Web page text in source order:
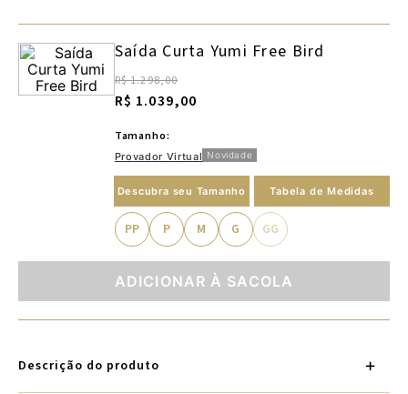
Saída Curta Yumi Free Bird
R$ 1.298,00
R$ 1.039,00
Tamanho:
Provador Virtual Novidade
Descubra seu Tamanho Tabela de Medidas
PP P M G GG
ADICIONAR À SACOLA
Descrição do produto